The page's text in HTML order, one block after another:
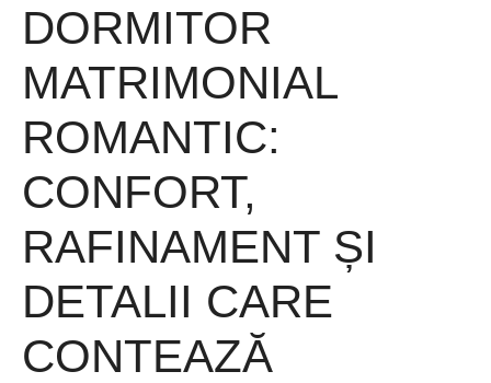
DORMITOR
MATRIMONIAL
ROMANTIC:
CONFORT,
RAFINAMENT ȘI
DETALII CARE
CONTEAZĂ